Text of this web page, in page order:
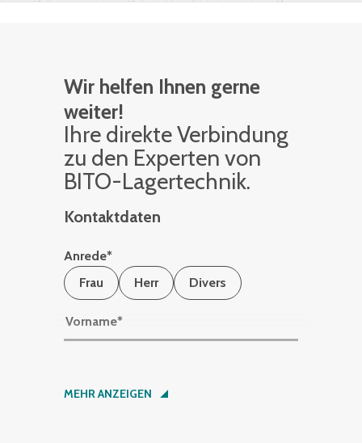
Wir helfen Ihnen gerne
weiter!
Ihre di­rek­te Ver­bin­dung
zu den Ex­per­ten von
BITO-La­ger­tech­nik.
Kontaktdaten
Anrede*
Frau
Herr Divers
Vorname*
Nachname*
MEHR ANZEIGEN